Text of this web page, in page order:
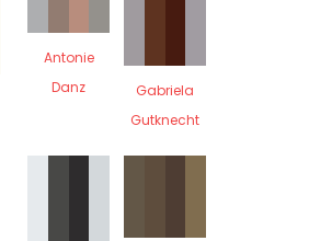
Antonie
Danz
Gabriela
Gutknecht